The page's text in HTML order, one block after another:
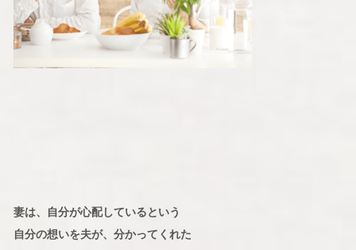
妻は、自分が心配しているという
自分の想いを夫が、分かってくれた